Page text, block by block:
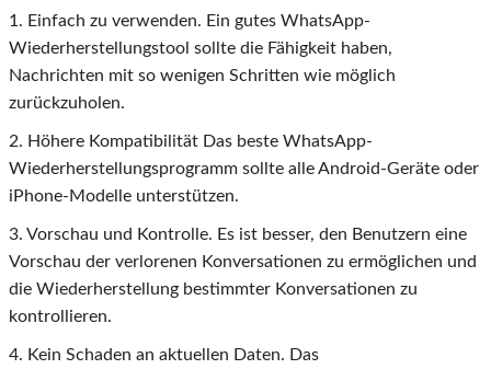
1. Einfach zu verwenden. Ein gutes WhatsApp-
Wiederherstellungstool sollte die Fähigkeit haben,
Nachrichten mit so wenigen Schritten wie möglich
zurückzuholen.
2. Höhere Kompatibilität Das beste WhatsApp-
Wiederherstellungsprogramm sollte alle Android-Geräte oder
iPhone-Modelle unterstützen.
3. Vorschau und Kontrolle. Es ist besser, den Benutzern eine
Vorschau der verlorenen Konversationen zu ermöglichen und
die Wiederherstellung bestimmter Konversationen zu
kontrollieren.
4. Kein Schaden an aktuellen Daten. Das